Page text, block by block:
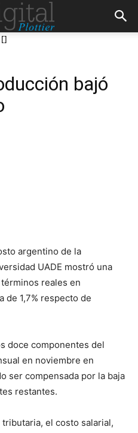
[]
bajó
argentino de la
UADE mostró una
reales en
de 1,7% respecto de
doce componentes del
en noviembre en
ser compensada por la baja
restantes.
el costo salarial,